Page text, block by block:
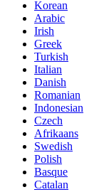
Korean
Arabic
Irish
Greek
Turkish
Italian
Danish
Romanian
Indonesian
Czech
Afrikaans
Swedish
Polish
Basque
Catalan